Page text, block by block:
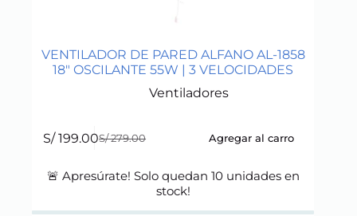
VENTILADOR DE PARED ALFANO AL-1858
18″ OSCILANTE 55W | 3 VELOCIDADES
Ventiladores
S/279.00
Original
was:
S/199.00Current
is:
Agregar al carro
🚨 Apresúrate! Solo quedan 10unidades en
stock!